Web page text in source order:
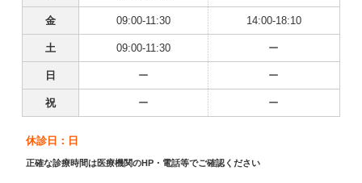
金 09:00-11:30 14:00-18:10
土 09:00-11:30 ー
日 ー ー
祝 ー ー
休診日：日
正確な診療時間は医療機関のHP・電話等でご確認ください